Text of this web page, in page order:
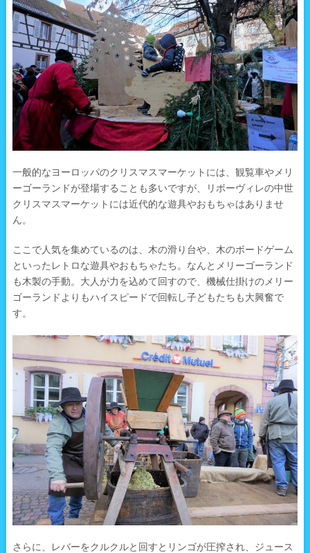
一般的なヨーロッパのクリスマスマーケットには、観覧車やメリ
ーゴーランドが登場することも多いですが、リボーヴィレの中世
クリスマスマーケットには近代的な遊具やおもちゃはありませ
ん。
ここで人気を集めているのは、木の滑り台や、木のボードゲーム
といったレトロな遊具やおもちゃたち。なんとメリーゴーランド
も木製の手動。大人が力を込めて回すので、機械仕掛けのメリー
ゴーランドよりもハイスピードで回転し子どもたちも大興奮で
す。
さらに、レバーをクルクルと回すとリンゴが圧搾され、ジュース